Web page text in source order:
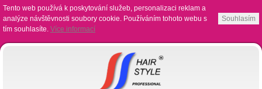
Tento web používá k poskytování služeb, personalizaci reklam a
analýze návštěvnosti soubory cookie. Používáním tohoto webu s
tím souhlasíte. Více informací
Souhlasím